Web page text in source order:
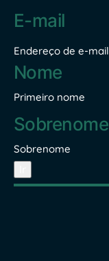
Endereço
de
mail*
Endereço de e-mail
Nome
Primeiro nome
Sobrenome